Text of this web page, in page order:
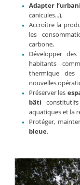
Adapter
canicules...),
Accroître la
les
carbone,
Développer des
habitants
thermique des
nouvelles
Préserver les
bâti
aquatiques et la
Protéger,
bleue.